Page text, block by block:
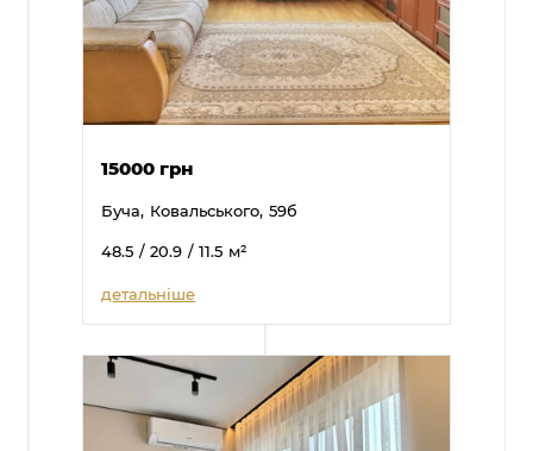
15000 грн
Буча, Ковальського, 59б
48.5 / 20.9 / 11.5 м²
детальніше